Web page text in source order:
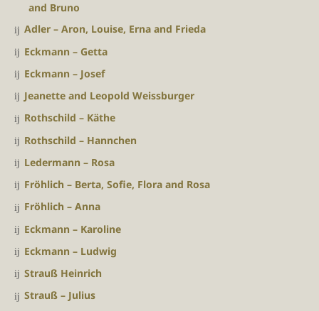
and Bruno
Adler – Aron, Louise, Erna and Frieda
Eckmann – Getta
Eckmann – Josef
Jeanette and Leopold Weissburger
Rothschild – Käthe
Rothschild – Hannchen
Ledermann – Rosa
Fröhlich – Berta, Sofie, Flora and Rosa
Fröhlich – Anna
Eckmann – Karoline
Eckmann – Ludwig
Strauß Heinrich
Strauß – Julius